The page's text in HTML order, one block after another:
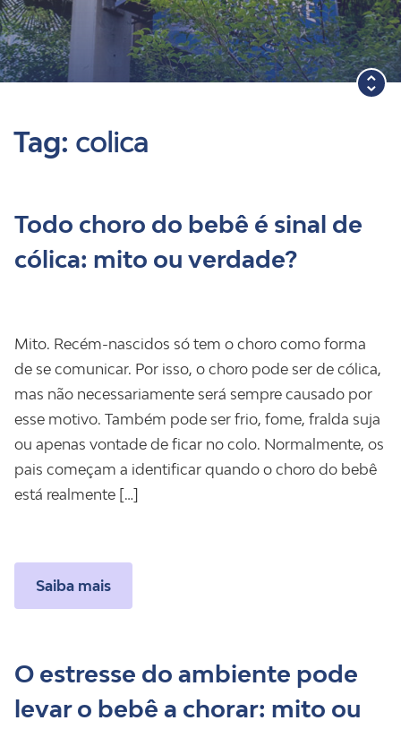
Blog
Tag: colica
Todo choro do bebê é sinal de
cólica: mito ou verdade?
Mito. Recém-nascidos só tem o choro como forma
de se comunicar. Por isso, o choro pode ser de cólica,
mas não necessariamente será sempre causado por
esse motivo. Também pode ser frio, fome, fralda suja
ou apenas vontade de ficar no colo. Normalmente, os
pais começam a identificar quando o choro do bebê
está realmente […]
Saiba mais
O estresse do ambiente pode
levar o bebê a chorar: mito ou